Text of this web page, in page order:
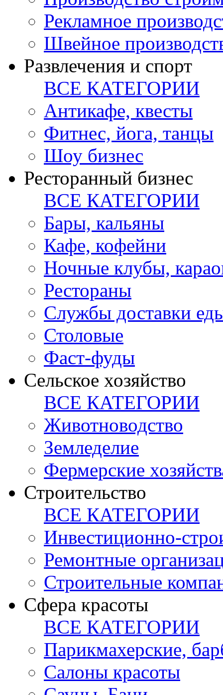
Рекламное
Швейное
Развлечения и спорт
ВСЕ КАТЕГОРИИ
Антикафе, квесты
Фитнес, йога, танцы
Шоу бизнес
Ресторанный бизнес
ВСЕ КАТЕГОРИИ
Бары, кальяны
Кафе, кофейни
Ночные клубы,
Рестораны
Службы доставки
Столовые
Фаст-фуды
Сельское хозяйство
ВСЕ КАТЕГОРИИ
Животноводство
Земледелие
Фермерские
Строительство
ВСЕ КАТЕГОРИИ
Инвестиционно-
Ремонтные
Строительные
Сфера красоты
ВСЕ КАТЕГОРИИ
Парикмахерские,
Салоны красоты